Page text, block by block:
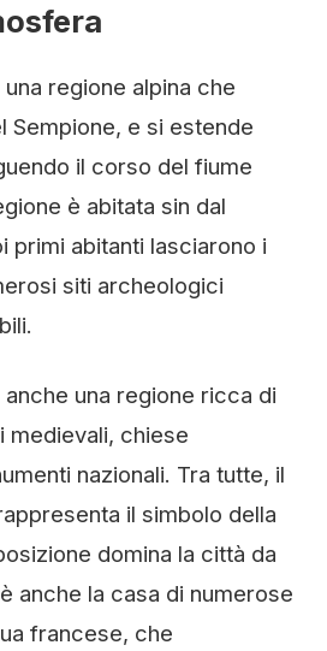
una regione alpina che
Sempione, e si estende
il corso del fiume
è abitata sin dal
primi abitanti lasciarono i
siti archeologici
anche una regione ricca di
medievali, chiese
nazionali. Tra tutte, il
il simbolo della
domina la città da
anche la casa di numerose
francese, che